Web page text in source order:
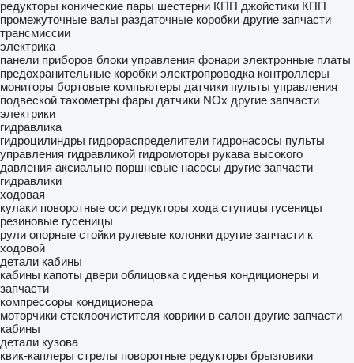
редукторы конические пары шестерни КПП джойстики КПП
промежуточные валы раздаточные коробки другие запчасти
трансмиссии
электрика
панели приборов блоки управления фонари электронные платы
предохранительные коробки электропроводка контроллеры
мониторы бортовые компьютеры датчики пульты управления
подвеской тахометры фары датчики NOx другие запчасти
электрики
гидравлика
гидроцилиндры гидрораспределители гидронасосы пульты
управления гидравликой гидромоторы рукава высокого
давления аксиально поршневые насосы другие запчасти
гидравлики
ходовая
кулаки поворотные оси редукторы хода ступицы гусеницы
резиновые гусеницы
рули опорные стойки рулевые колонки другие запчасти к
ходовой
детали кабины
кабины капоты двери облицовка сиденья кондиционеры и
запчасти
компрессоры кондиционера
моторчики стеклоочистителя коврики в салон другие запчасти
кабины
детали кузова
квик-каплеры стрелы поворотные редукторы брызговики